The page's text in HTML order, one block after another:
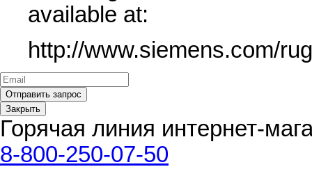
available at:
http://www.siemens.com/
Закрыть
Горячая линия интернет-
8-800-250-07-50